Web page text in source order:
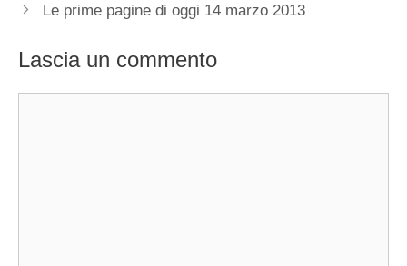
Le prime pagine di oggi 14 marzo 2013
Lascia un commento